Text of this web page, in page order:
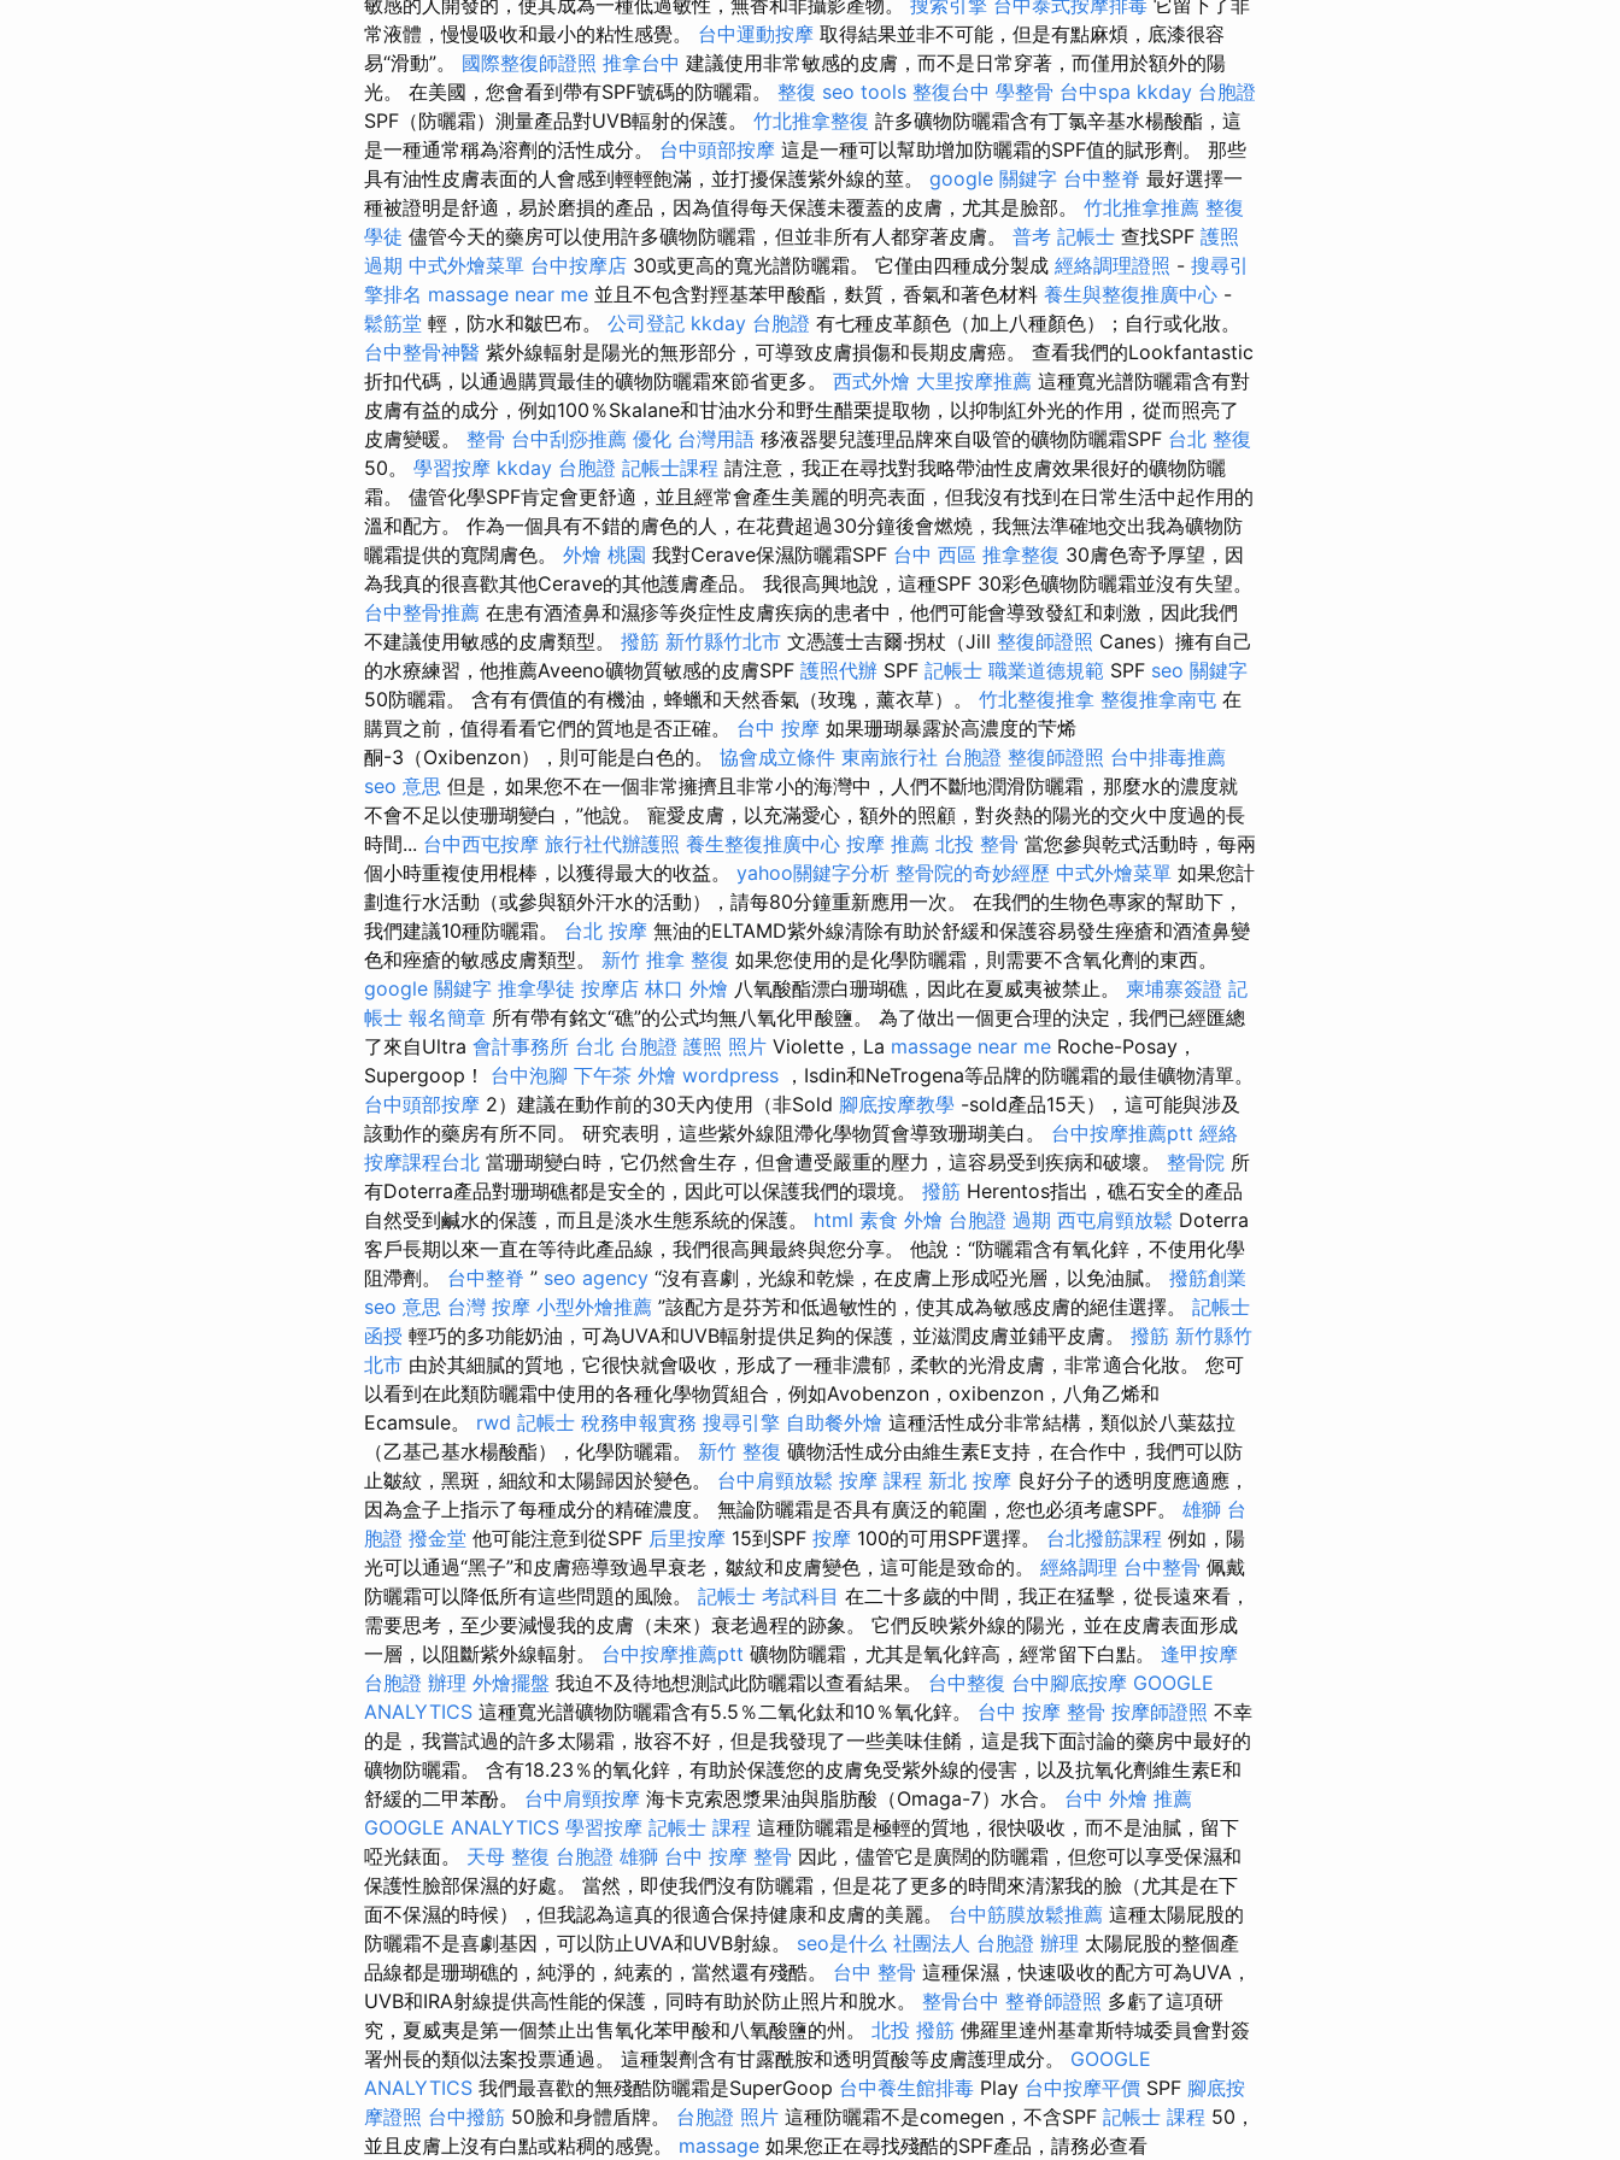
常液體，慢慢吸收和最小的粘性感覺。 台中運動按摩 取得結果並非不可能，但是有點麻煩，底漆很容
易“滑動”。 國際整復師證照 推拿台中 建議使用非常敏感的皮膚，而不是日常穿著，而僅用於額外的陽
光。 在美國，您會看到帶有SPF號碼的防曬霜。 整復 seo tools 整復台中 學整骨 台中spa kkday 台胞證
SPF（防曬霜）測量產品對UVB輻射的保護。 竹北推拿整復 許多礦物防曬霜含有丁氯辛基水楊酸酯，這
是一種通常稱為溶劑的活性成分。 台中頭部按摩 這是一種可以幫助增加防曬霜的SPF值的賦形劑。 那些
具有油性皮膚表面的人會感到輕輕飽滿，並打擾保護紫外線的莖。 google 關鍵字 台中整脊 最好選擇一
種被證明是舒適，易於磨損的產品，因為值得每天保護未覆蓋的皮膚，尤其是臉部。 竹北推拿推薦 整復
學徒 儘管今天的藥房可以使用許多礦物防曬霜，但並非所有人都穿著皮膚。 普考 記帳士 查找SPF 護照
過期 中式外燴菜單 台中按摩店 30或更高的寬光譜防曬霜。 它僅由四種成分製成 經絡調理證照 - 搜尋引
擎排名 massage near me 並且不包含對羥基苯甲酸酯，麩質，香氣和著色材料 養生與整復推廣中心 -
鬆筋堂 輕，防水和皺巴布。 公司登記 kkday 台胞證 有七種皮革顏色（加上八種顏色）；自行或化妝。
台中整骨神醫 紫外線輻射是陽光的無形部分，可導致皮膚損傷和長期皮膚癌。 查看我們的Lookfantastic
折扣代碼，以通過購買最佳的礦物防曬霜來節省更多。 西式外燴 大里按摩推薦 這種寬光譜防曬霜含有對
皮膚有益的成分，例如100％Skalane和甘油水分和野生醋栗提取物，以抑制紅外光的作用，從而照亮了
皮膚變暖。 整骨 台中刮痧推薦 優化 台灣用語 移液器嬰兒護理品牌來自吸管的礦物防曬霜SPF 台北 整復
50。 學習按摩 kkday 台胞證 記帳士課程 請注意，我正在尋找對我略帶油性皮膚效果很好的礦物防曬
霜。 儘管化學SPF肯定會更舒適，並且經常會產生美麗的明亮表面，但我沒有找到在日常生活中起作用的
溫和配方。 作為一個具有不錯的膚色的人，在花費超過30分鐘後會燃燒，我無法準確地交出我為礦物防
曬霜提供的寬闊膚色。 外燴 桃園 我對Cerave保濕防曬霜SPF 台中 西區 推拿整復 30膚色寄予厚望，因
為我真的很喜歡其他Cerave的其他護膚產品。 我很高興地說，這種SPF 30彩色礦物防曬霜並沒有失望。
台中整骨推薦 在患有酒渣鼻和濕疹等炎症性皮膚疾病的患者中，他們可能會導致發紅和刺激，因此我們
不建議使用敏感的皮膚類型。 撥筋 新竹縣竹北市 文憑護士吉爾·拐杖（Jill 整復師證照 Canes）擁有自己
的水療練習，他推薦Aveeno礦物質敏感的皮膚SPF 護照代辦 SPF 記帳士 職業道德規範 SPF seo 關鍵字
50防曬霜。 含有有價值的有機油，蜂蠟和天然香氣（玫瑰，薰衣草）。 竹北整復推拿 整復推拿南屯 在
購買之前，值得看看它們的質地是否正確。 台中 按摩 如果珊瑚暴露於高濃度的芐烯
酮-3（Oxibenzon），則可能是白色的。 協會成立條件 東南旅行社 台胞證 整復師證照 台中排毒推薦
seo 意思 但是，如果您不在一個非常擁擠且非常小的海灣中，人們不斷地潤滑防曬霜，那麼水的濃度就
不會不足以使珊瑚變白，”他說。 寵愛皮膚，以充滿愛心，額外的照顧，對炎熱的陽光的交火中度過的長
時間... 台中西屯按摩 旅行社代辦護照 養生整復推廣中心 按摩 推薦 北投 整骨 當您參與乾式活動時，每兩
個小時重複使用棍棒，以獲得最大的收益。 yahoo關鍵字分析 整骨院的奇妙經歷 中式外燴菜單 如果您計
劃進行水活動（或參與額外汗水的活動），請每80分鐘重新應用一次。 在我們的生物色專家的幫助下，
我們建議10種防曬霜。 台北 按摩 無油的ELTAMD紫外線清除有助於舒緩和保護容易發生痤瘡和酒渣鼻變
色和痤瘡的敏感皮膚類型。 新竹 推拿 整復 如果您使用的是化學防曬霜，則需要不含氧化劑的東西。
google 關鍵字 推拿學徒 按摩店 林口 外燴 八氧酸酯漂白珊瑚礁，因此在夏威夷被禁止。 柬埔寨簽證 記
帳士 報名簡章 所有帶有銘文“礁”的公式均無八氧化甲酸鹽。 為了做出一個更合理的決定，我們已經匯總
了來自Ultra 會計事務所 台北 台胞證 護照 照片 Violette，La massage near me Roche-Posay，
Supergoop！ 台中泡腳 下午茶 外燴 wordpress ，Isdin和NeTrogena等品牌的防曬霜的最佳礦物清單。
台中頭部按摩 2）建議在動作前的30天內使用（非Sold 腳底按摩教學 -sold產品15天），這可能與涉及
該動作的藥房有所不同。 研究表明，這些紫外線阻滯化學物質會導致珊瑚美白。 台中按摩推薦ptt 經絡
按摩課程台北 當珊瑚變白時，它仍然會生存，但會遭受嚴重的壓力，這容易受到疾病和破壞。 整骨院 所
有Doterra產品對珊瑚礁都是安全的，因此可以保護我們的環境。 撥筋 Herentos指出，礁石安全的產品
自然受到鹹水的保護，而且是淡水生態系統的保護。 html 素食 外燴 台胞證 過期 西屯肩頸放鬆 Doterra
客戶長期以來一直在等待此產品線，我們很高興最終與您分享。 他說：“防曬霜含有氧化鋅，不使用化學
阻滯劑。 台中整脊 ” seo agency “沒有喜劇，光線和乾燥，在皮膚上形成啞光層，以免油膩。 撥筋創業
seo 意思 台灣 按摩 小型外燴推薦 ”該配方是芬芳和低過敏性的，使其成為敏感皮膚的絕佳選擇。 記帳士
函授 輕巧的多功能奶油，可為UVA和UVB輻射提供足夠的保護，並滋潤皮膚並鋪平皮膚。 撥筋 新竹縣竹
北市 由於其細膩的質地，它很快就會吸收，形成了一種非濃郁，柔軟的光滑皮膚，非常適合化妝。 您可
以看到在此類防曬霜中使用的各種化學物質組合，例如Avobenzon，oxibenzon，八角乙烯和
Ecamsule。 rwd 記帳士 稅務申報實務 搜尋引擎 自助餐外燴 這種活性成分非常結構，類似於八葉茲拉
（乙基己基水楊酸酯），化學防曬霜。 新竹 整復 礦物活性成分由維生素E支持，在合作中，我們可以防
止皺紋，黑斑，細紋和太陽歸因於變色。 台中肩頸放鬆 按摩 課程 新北 按摩 良好分子的透明度應適應，
因為盒子上指示了每種成分的精確濃度。 無論防曬霜是否具有廣泛的範圍，您也必須考慮SPF。 雄獅 台
胞證 撥金堂 他可能注意到從SPF 后里按摩 15到SPF 按摩 100的可用SPF選擇。 台北撥筋課程 例如，陽
光可以通過“黑子”和皮膚癌導致過早衰老，皺紋和皮膚變色，這可能是致命的。 經絡調理 台中整骨 佩戴
防曬霜可以降低所有這些問題的風險。 記帳士 考試科目 在二十多歲的中間，我正在猛擊，從長遠來看，
需要思考，至少要減慢我的皮膚（未來）衰老過程的跡象。 它們反映紫外線的陽光，並在皮膚表面形成
一層，以阻斷紫外線輻射。 台中按摩推薦ptt 礦物防曬霜，尤其是氧化鋅高，經常留下白點。 逢甲按摩
台胞證 辦理 外燴擺盤 我迫不及待地想測試此防曬霜以查看結果。 台中整復 台中腳底按摩 GOOGLE
ANALYTICS 這種寬光譜礦物防曬霜含有5.5％二氧化鈦和10％氧化鋅。 台中 按摩 整骨 按摩師證照 不幸
的是，我嘗試過的許多太陽霜，妝容不好，但是我發現了一些美味佳餚，這是我下面討論的藥房中最好的
礦物防曬霜。 含有18.23％的氧化鋅，有助於保護您的皮膚免受紫外線的侵害，以及抗氧化劑維生素E和
舒緩的二甲苯酚。 台中肩頸按摩 海卡克索恩漿果油與脂肪酸（Omaga-7）水合。 台中 外燴 推薦
GOOGLE ANALYTICS 學習按摩 記帳士 課程 這種防曬霜是極輕的質地，很快吸收，而不是油膩，留下
啞光錶面。 天母 整復 台胞證 雄獅 台中 按摩 整骨 因此，儘管它是廣闊的防曬霜，但您可以享受保濕和
保護性臉部保濕的好處。 當然，即使我們沒有防曬霜，但是花了更多的時間來清潔我的臉（尤其是在下
面不保濕的時候），但我認為這真的很適合保持健康和皮膚的美麗。 台中筋膜放鬆推薦 這種太陽屁股的
防曬霜不是喜劇基因，可以防止UVA和UVB射線。 seo是什么 社團法人 台胞證 辦理 太陽屁股的整個產
品線都是珊瑚礁的，純淨的，純素的，當然還有殘酷。 台中 整骨 這種保濕，快速吸收的配方可為UVA，
UVB和IRA射線提供高性能的保護，同時有助於防止照片和脫水。 整骨台中 整脊師證照 多虧了這項研
究，夏威夷是第一個禁止出售氧化苯甲酸和八氧酸鹽的州。 北投 撥筋 佛羅里達州基韋斯特城委員會對簽
署州長的類似法案投票通過。 這種製劑含有甘露酰胺和透明質酸等皮膚護理成分。 GOOGLE
ANALYTICS 我們最喜歡的無殘酷防曬霜是SuperGoop 台中養生館排毒 Play 台中按摩平價 SPF 腳底按
摩證照 台中撥筋 50臉和身體盾牌。 台胞證 照片 這種防曬霜不是comegen，不含SPF 記帳士 課程 50，
並且皮膚上沒有白點或粘稠的感覺。 massage 如果您正在尋找殘酷的SPF產品，請務必查看